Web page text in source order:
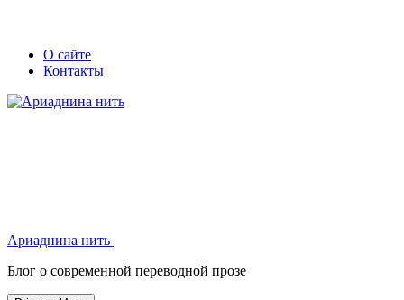
Skip
Secondary
left
navigation
Secondary
right
navigation
О сайте
Контакты
Ариаднина нить
Блог о современной переводной прозе